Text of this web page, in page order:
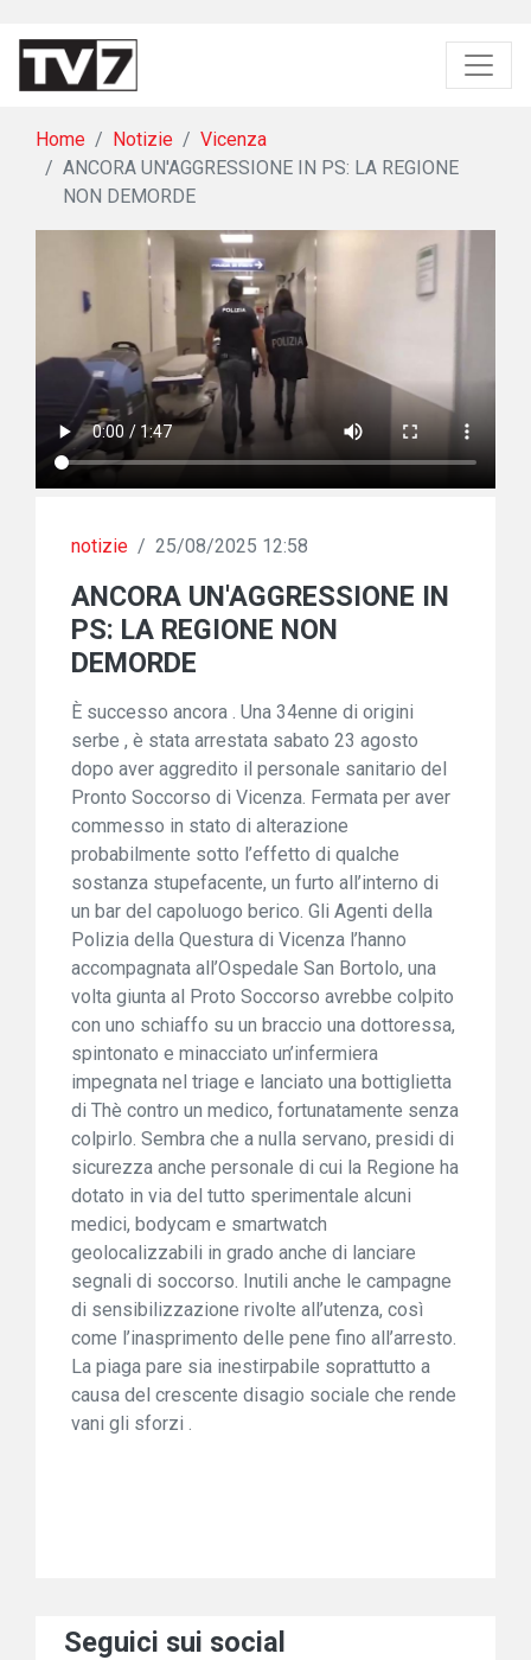
Home Notizie
Vicenza
ANCORA UN'AGGRESSIONE IN PS: LA REGIONE
NON DEMORDE
notizie / 25/08/2025 12:58
ANCORA UN'AGGRESSIONE IN
PS: LA REGIONE NON
DEMORDE
È successo ancora . Una 34enne di origini
serbe , è stata arrestata sabato 23 agosto
dopo aver aggredito il personale sanitario del
Pronto Soccorso di Vicenza. Fermata per aver
commesso in stato di alterazione
probabilmente sotto l’effetto di qualche
sostanza stupefacente, un furto all’interno di
un bar del capoluogo berico. Gli Agenti della
Polizia della Questura di Vicenza l’hanno
accompagnata all’Ospedale San Bortolo, una
volta giunta al Proto Soccorso avrebbe colpito
con uno schiaffo su un braccio una dottoressa,
spintonato e minacciato un’infermiera
impegnata nel triage e lanciato una bottiglietta
di Thè contro un medico, fortunatamente senza
colpirlo. Sembra che a nulla servano, presidi di
sicurezza anche personale di cui la Regione ha
dotato in via del tutto sperimentale alcuni
medici, bodycam e smartwatch
geolocalizzabili in grado anche di lanciare
segnali di soccorso. Inutili anche le campagne
di sensibilizzazione rivolte all’utenza, così
come l’inasprimento delle pene fino all’arresto.
La piaga pare sia inestirpabile soprattutto a
causa del crescente disagio sociale che rende
vani gli sforzi .
Seguici sui social